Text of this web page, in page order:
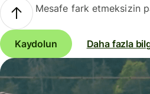
Mesafe fark etmeksizin
Kaydolun Daha fazla